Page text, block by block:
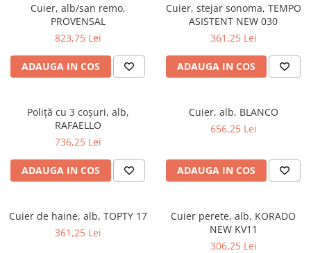
Cuier, alb/san remo,
PROVENSAL
823,75 Lei
ADAUGA IN COS
Cuier, stejar sonoma, TEMPO
ASISTENT NEW 030
361,25 Lei
ADAUGA IN COS
Poliţă cu 3 coşuri, alb,
RAFAELLO
736,25 Lei
ADAUGA IN COS
Cuier, alb, BLANCO
656,25 Lei
ADAUGA IN COS
Cuier de haine, alb, TOPTY 17
361,25 Lei
Cuier perete, alb, KORADO
NEW KV11
306,25 Lei